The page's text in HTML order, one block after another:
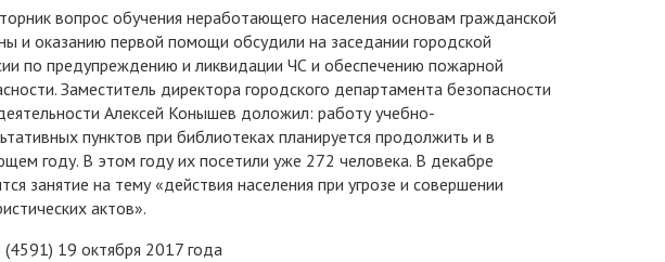
вопрос обучения неработающего населения основам гражданской
и оказанию первой помощи обсудили на заседании городской
по предупреждению и ликвидации ЧС и обеспечению пожарной
Заместитель директора городского департамента безопасности
Алексей Конышев доложил: работу учебно-
пунктов при библиотеках планируется продолжить и в
году. В этом году их посетили уже 272 человека. В декабре
занятие на тему «действия населения при угрозе и совершении
актов».
19 октября 2017 года